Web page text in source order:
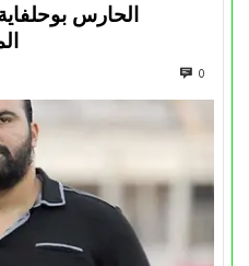
الحارس
0